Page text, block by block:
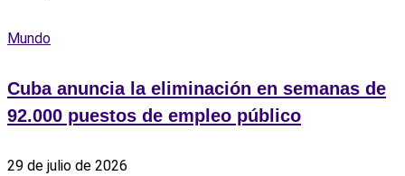
Mundo
Cuba anuncia la eliminación en semanas de
92.000 puestos de empleo público
29 de julio de 2026